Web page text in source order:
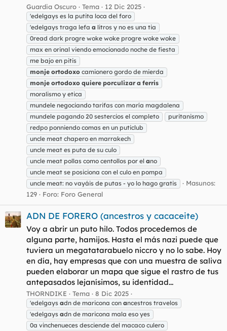
Guardia Oscuro Tema 12 Dic 2025
'edelgays es la putita loca del foro
'edelgays traga lefa a litros y no es una tia
0read dark progre woke woke progre woke woke
max en orinal viendo emocionado noche de fiesta
me bajo en pitis
monje ortodoxo camionero gordo de mierda
monje ortodoxo quiere porculizar a ferris
moralismo y etica
mundele negociando tarifas con maría magdalena
mundele pagando 20 sestercios el completo
puritanismo
redpo ponniendo comas en un puticlub
uncle meat chapero en marrakech
uncle meat es puta de su culo
uncle meat pollas como centollos por el ano
uncle meat se posiciona con el culo en pompa
uncle meat: no vayáis de putas - yo lo hago gratis
Masunos:
129
Foro: Foro General
ADN DE FORERO (ancestros y cacaceite)
Voy a abrir un puto hilo. Todos procedemos de
alguna parte, hamijos. Hasta el más nazi puede que
tuviera un megatatarabuelo niccro y no lo sabe. Hoy
en día, hay empresas que con una muestra de saliva
pueden elaborar un mapa que sigue el rastro de tus
antepasados lejanísimos, su identidad...
THORNDIKE Tema 8 Dic 2025
'edelgays adn de maricona con ancestros travelos
'edelgays adn de maricona mala eso yes
0a vinchenueces desciende del macaco culero